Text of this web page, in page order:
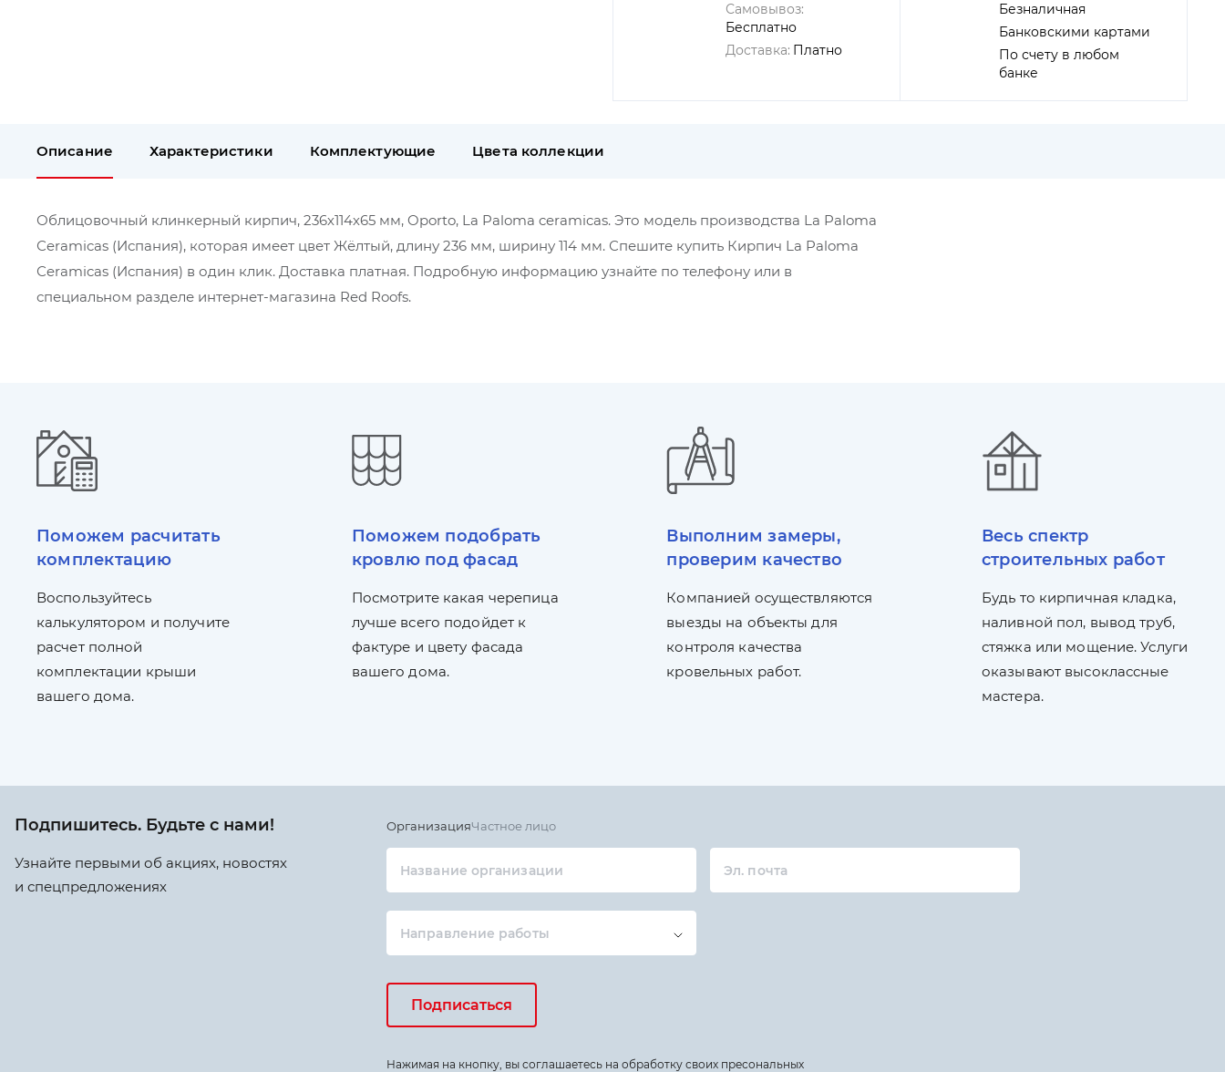
Самовывоз:
Бесплатно
Доставка: Платно
Безналичная
Банковскими картами
По счету в любом
банке
Описание Характеристики Комплектующие Цвета коллекции
Облицовочный клинкерный кирпич, 236х114х65 мм, Oporto, La Paloma ceramicas. Это модель производства La Paloma
Сeramicas (Испания), которая имеет цвет Жёлтый, длину 236 мм, ширину 114 мм. Спешите купить Кирпич La Paloma
Сeramicas (Испания) в один клик. Доставка платная. Подробную информацию узнайте по телефону или в
специальном разделе интернет-магазина Red Roofs.
Поможем расчитать
комплектацию
Воспользуйтесь
калькулятором и получите
расчет полной
комплектации крыши
вашего дома.
Поможем подобрать
кровлю под фасад
Посмотрите какая черепица
лучше всего подойдет к
фактуре и цвету фасада
вашего дома.
Выполним замеры,
проверим качество
Компанией осуществляются
выезды на объекты для
контроля качества
кровельных работ.
Весь спектр
строительных работ
Будь то кирпичная кладка,
наливной пол, вывод труб,
стяжка или мощение. Услуги
оказывают высоклассные
мастера.
Подпишитесь. Будьте с нами!
Узнайте первыми об акциях, новостях
и спецпредложениях
ОрганизацияЧастное лицо
Название организации Эл. почта
Направление работы
Подписаться
Нажимая на кнопку, вы соглашаетесь на обработку своих пресональных